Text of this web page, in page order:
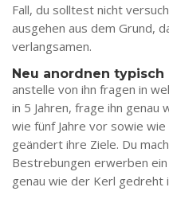
Fall, du solltest nicht
ausgehen aus dem Grund,
verlangsamen.
Neu anordnen
anstelle von ihn fragen in
in 5 Jahren, frage ihn genau
wie fünf Jahre vor sowie
geändert ihre Ziele. Du
Bestrebungen erwerben
genau wie der Kerl gedreht